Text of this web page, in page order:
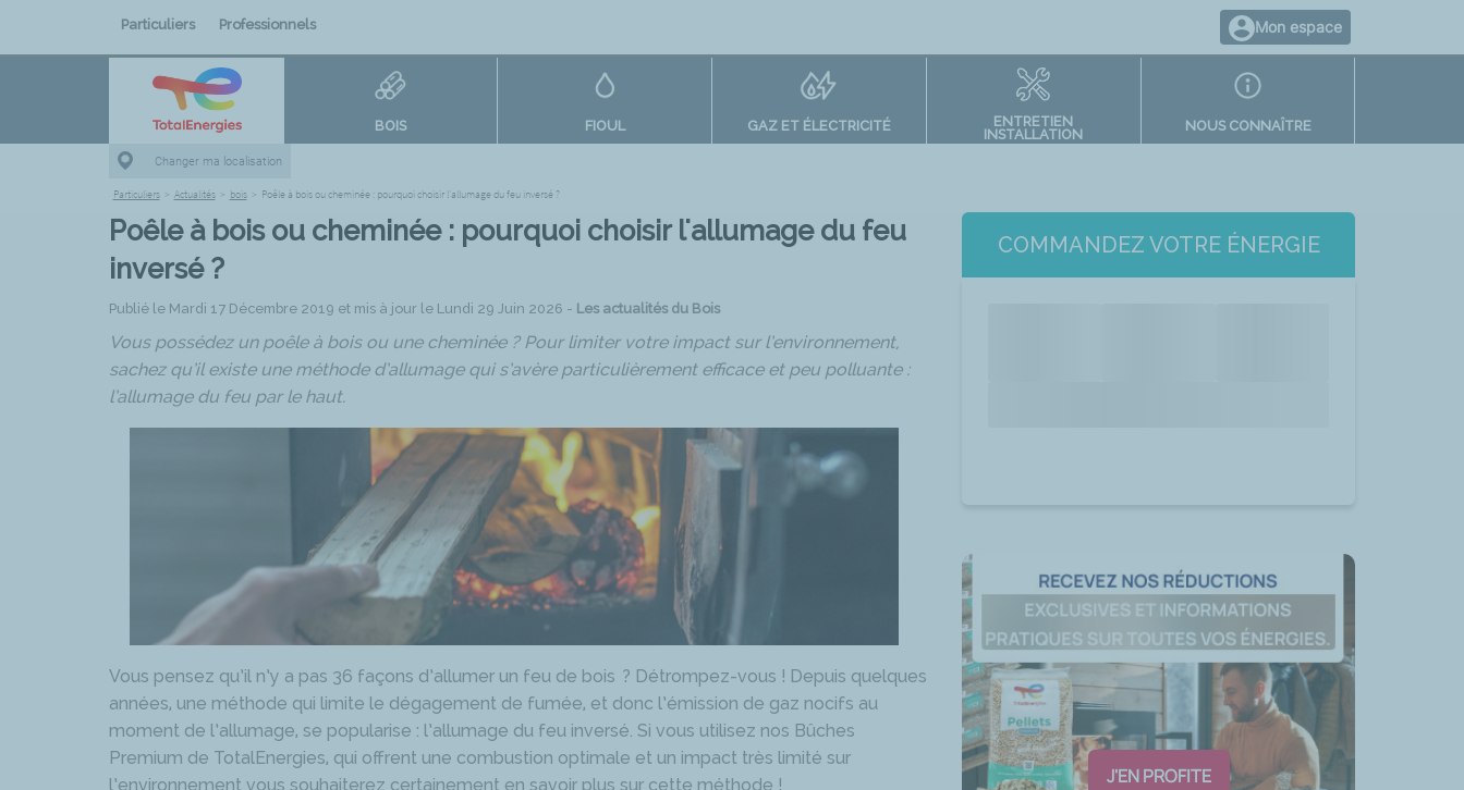
Particuliers Professionnels Mon espace
BOIS FIOUL GAZ ET ÉLECTRICITÉ
ENTRETIEN
INSTALLATION
NOUS CONNAÎTRE
Changer ma localisation
Particuliers > Actualités > bois > Poêle à bois ou cheminée : pourquoi choisir l'allumage du feu inversé ?
Poêle à bois ou cheminée : pourquoi choisir l'allumage du feu
inversé ?
Publié le Mardi 17 Décembre 2019 et mis à jour le Lundi 29 Juin 2026 - Les actualités du Bois
Vous possédez un poêle à bois ou une cheminée ? Pour limiter votre impact sur l’environnement,
sachez qu’il existe une méthode d’allumage qui s’avère particulièrement efficace et peu polluante :
l’allumage du feu par le haut.
Vous pensez qu’il n’y a pas 36 façons d’allumer un feu de bois ? Détrompez-vous ! Depuis quelques
années, une méthode qui limite le dégagement de fumée, et donc l’émission de gaz nocifs au
moment de l’allumage, se popularise : l’allumage du feu inversé. Si vous utilisez nos Bûches
Premium de TotalEnergies, qui offrent une combustion optimale et un impact très limité sur
l’environnement vous souhaiterez certainement en savoir plus sur cette méthode !
COMMANDEZ VOTRE ÉNERGIE
J'EN PROFITE